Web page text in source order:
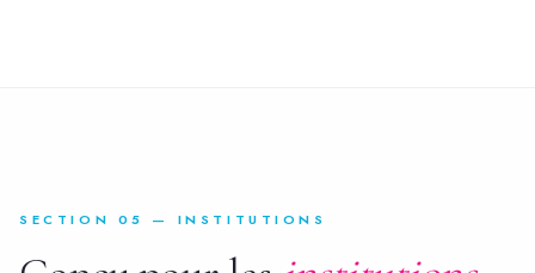
SECTION 05 — INSTITUTIONS